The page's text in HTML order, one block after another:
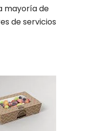
mayoría de
de servicios